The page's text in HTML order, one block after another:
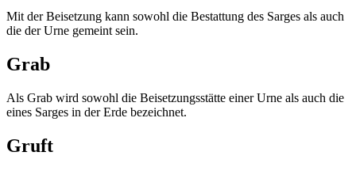
Mit der Beisetzung kann sowohl die Bestattung des Sarges als auch
die der Urne gemeint sein.
Grab
Als Grab wird sowohl die Beisetzungsstätte einer Urne als auch die
eines Sarges in der Erde bezeichnet.
Gruft